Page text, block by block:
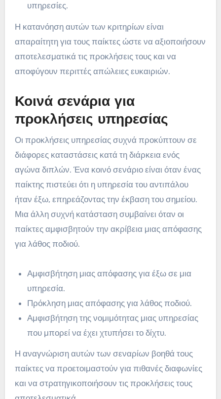
υπηρεσίες.
Η κατανόηση αυτών των κριτηρίων είναι
απαραίτητη για τους παίκτες ώστε να αξιοποιήσουν
αποτελεσματικά τις προκλήσεις τους και να
αποφύγουν περιττές απώλειες ευκαιριών.
Κοινά σενάρια για
προκλήσεις υπηρεσίας
Οι προκλήσεις υπηρεσίας συχνά προκύπτουν σε
διάφορες καταστάσεις κατά τη διάρκεια ενός
αγώνα διπλών. Ένα κοινό σενάριο είναι όταν ένας
παίκτης πιστεύει ότι η υπηρεσία του αντιπάλου
ήταν έξω, επηρεάζοντας την έκβαση του σημείου.
Μια άλλη συχνή κατάσταση συμβαίνει όταν οι
παίκτες αμφισβητούν την ακρίβεια μιας απόφασης
για λάθος ποδιού.
Αμφισβήτηση μιας απόφασης για έξω σε μια
υπηρεσία.
Πρόκληση μιας απόφασης για λάθος ποδιού.
Αμφισβήτηση της νομιμότητας μιας υπηρεσίας
που μπορεί να έχει χτυπήσει το δίχτυ.
Η αναγνώριση αυτών των σεναρίων βοηθά τους
παίκτες να προετοιμαστούν για πιθανές διαφωνίες
και να στρατηγικοποιήσουν τις προκλήσεις τους